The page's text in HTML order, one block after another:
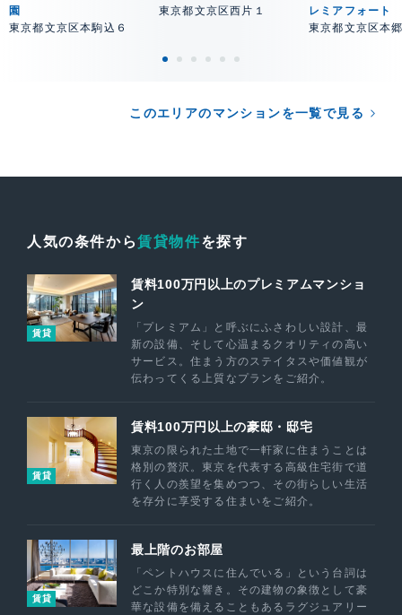
園
東京都文京区本駒込６
東京都文京区西片１
レミアフォート
東京都文京区本
このエリアのマンションを一覧で見る
人気の条件から賃貸物件を探す
賃貸
賃料100万円以上のプレミアムマンショ
ン
「プレミアム」と呼ぶにふさわしい設計、最
新の設備、そして心温まるクオリティの高い
サービス。住まう方のステイタスや価値観が
伝わってくる上質なプランをご紹介。
賃貸
賃料100万円以上の豪邸・邸宅
東京の限られた土地で一軒家に住まうことは
格別の贅沢。東京を代表する高級住宅街で道
行く人の羨望を集めつつ、その街らしい生活
を存分に享受する住まいをご紹介。
賃貸
最上階のお部屋
「ペントハウスに住んでいる」という台詞は
どこか特別な響き。その建物の象徴として豪
華な設備を備えることもあるラグジュアリー